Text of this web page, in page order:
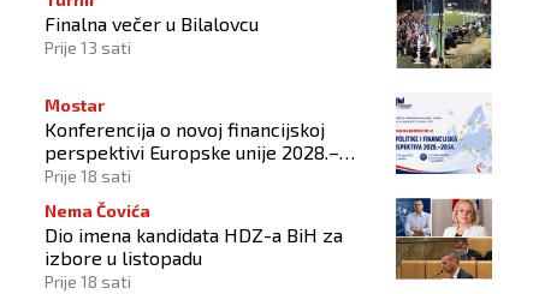
Finalna večer u Bilalovcu
Prije 13 sati
Mostar
Konferencija o novoj financijskoj
perspektivi Europske unije 2028.–
2034.
Prije 18 sati
Nema Čovića
Dio imena kandidata HDZ-a BiH za
izbore u listopadu
Prije 18 sati